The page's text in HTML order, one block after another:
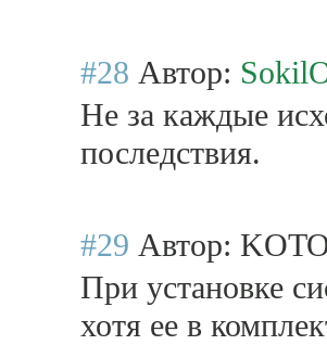
#28 Автор:
Не за каждые
последствия.
#29 Автор:
При установке
хотя ее в